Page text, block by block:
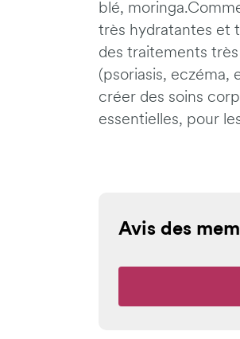
blé,
très hydratantes et
des traitements
(psoriasis, eczéma,
créer des soins
essentielles, pour
Avis des